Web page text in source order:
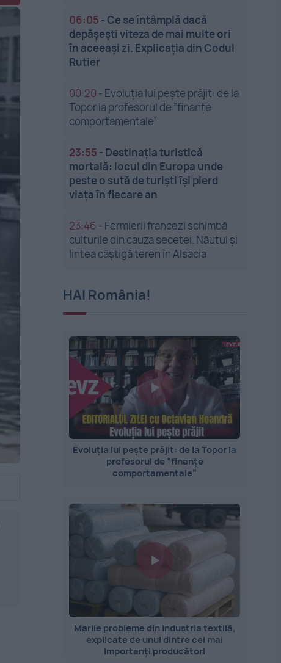
06:05 -Ce se întâmplă dacă
depășești viteza de mai multe ori
în aceeași zi. Explicația din Codul
Rutier
00:20 - Evoluția lui pește prăjit: de la
Topor la profesorul de ”finanțe
comportamentale”
23:55 - Destinația turistică
mortală: locul din Europa unde
peste o sută de turiști își pierd
viața în fiecare an
23:46 - Fermierii francezi schimbă
culturile din cauza secetei. Năutul și
lintea câștigă teren în Alsacia
HAI România!
Evoluția lui pește prăjit: de la Topor la
profesorul de ”finanțe
comportamentale”
Marile probleme din industria textilă,
explicate de unul dintre cei mai
importanți producători